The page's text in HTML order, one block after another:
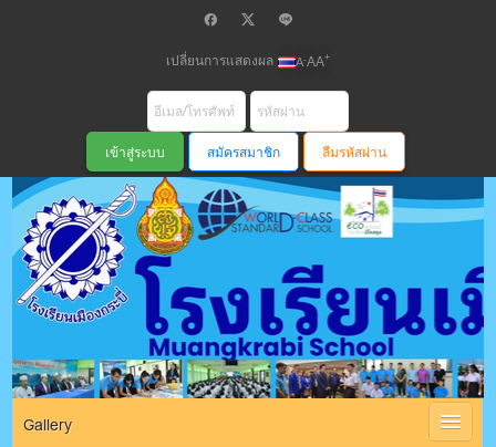
เปลี่ยนการแสดงผล A-AA+
สมัครสมาชิก ลืมรหัสผ่าน
โรงเรียนเมือง
กระบี่ สพม
Gallery